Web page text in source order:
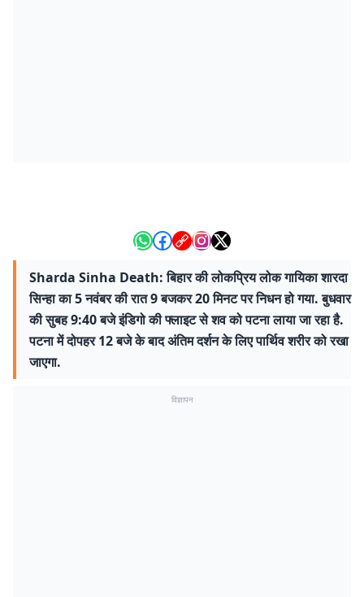
Sharda Sinha Death: बिहार की लोकप्रिय लोक गायिका शारदा
सिन्हा का 5 नवंबर की रात 9 बजकर 20 मिनट पर निधन हो गया. बुधवार
की सुबह 9:40 बजे इंडिगो की फ्लाइट से शव को पटना लाया जा रहा है.
पटना में दोपहर 12 बजे के बाद अंतिम दर्शन के लिए पार्थिव शरीर को रखा
जाएगा.
विज्ञापन